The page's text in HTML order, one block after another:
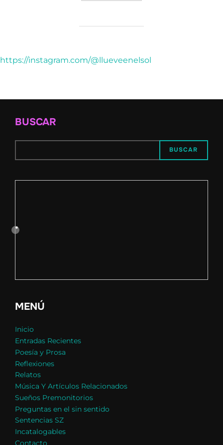
https://instagram.com/@llueveenelsol
BUSCAR
BUSCAR
MENÚ
Inicio
Entradas Recientes
Poesía y Prosa
Reflexiones
Relatos
Música Y Artículos Relacionados
Sueños Premonitorios
Preguntas en el sin sentido
Sentencias SZ
Incatalogables
Contacto